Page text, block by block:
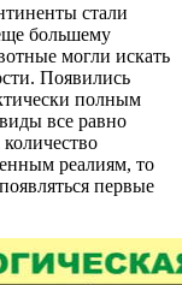
стали
большему
могли искать
Появились
полным
все равно
реалиям, то
первые